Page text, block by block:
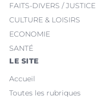
FAITS-DIVERS / JUSTICE
CULTURE & LOISIRS
ECONOMIE
SANTÉ
LE SITE
Accueil
Toutes les rubriques